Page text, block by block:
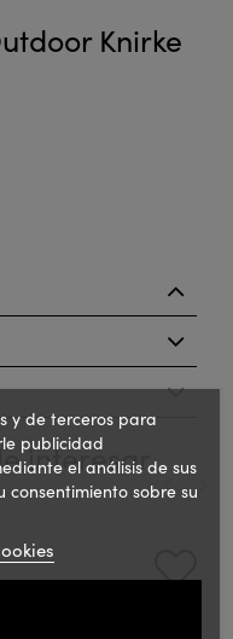
Knirke
interesar
y de terceros para
publicidad
el análisis de sus
sobre su